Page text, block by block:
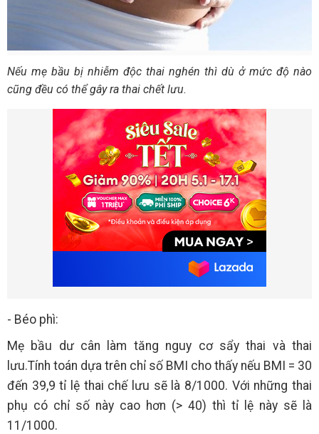
Nếu mẹ bầu bị nhiễm độc thai nghén thì dù ở mức độ nào
cũng đều có thể gây ra thai chết lưu.
- Béo phì:
Mẹ bầu dư cân làm tăng nguy cơ sẩy thai và thai
lưu.Tính toán dựa trên chỉ số BMI cho thấy nếu BMI = 30
đến 39,9 tỉ lệ thai chế lưu sẽ là 8/1000. Với những thai
phụ có chỉ số này cao hơn (> 40) thì tỉ lệ này sẽ là
11/1000.